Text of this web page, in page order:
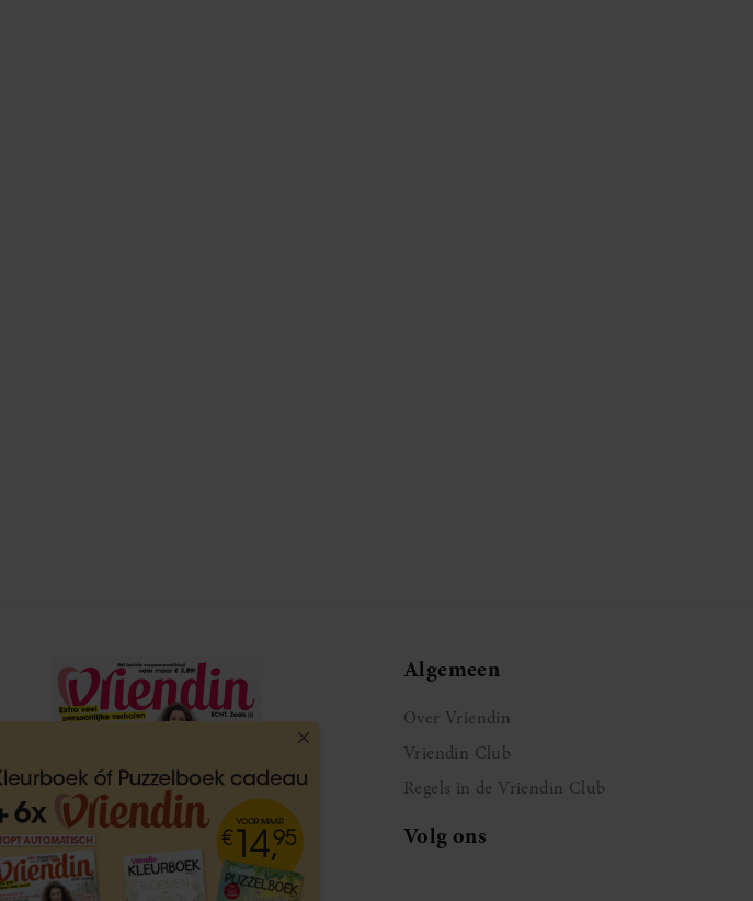
Algemeen
Over Vriendin
Vriendin Club
Regels in de Vriendin Club
Volg ons